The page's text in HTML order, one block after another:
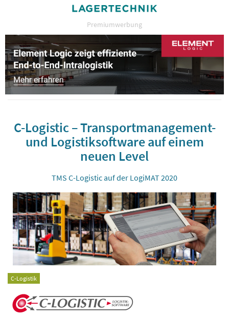
Premiumwerbung
C-Logistic – Transportmanagement-
und Logistiksoftware auf einem
neuen Level
TMS C-Logistic auf der LogiMAT 2020
C-Logistik